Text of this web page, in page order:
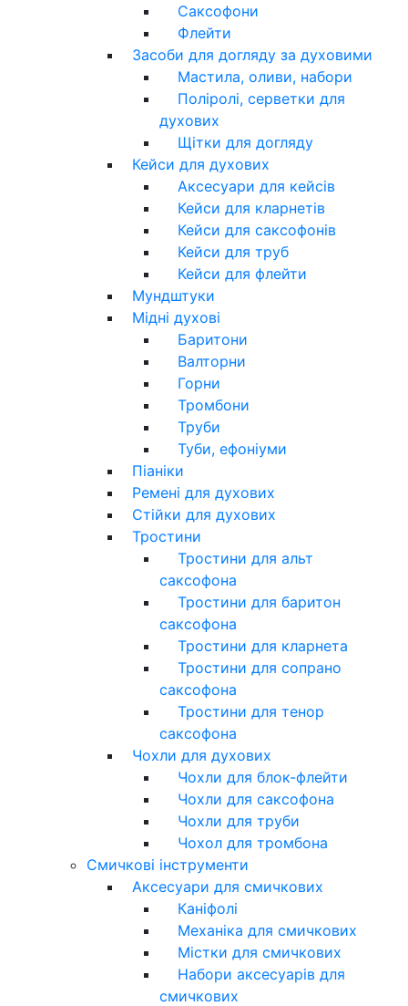
Саксофони
Флейти
Засоби для догляду за духовими
Мастила, оливи, набори
Поліролі, серветки для
духових
Щітки для догляду
Кейси для духових
Аксесуари для кейсів
Кейси для кларнетів
Кейси для саксофонів
Кейси для труб
Кейси для флейти
Мундштуки
Мідні духові
Баритони
Валторни
Горни
Тромбони
Труби
Туби, ефоніуми
Піаніки
Ремені для духових
Стійки для духових
Тростини
Тростини для альт
саксофона
Тростини для баритон
саксофона
Тростини для кларнета
Тростини для сопрано
саксофона
Тростини для тенор
саксофона
Чохли для духових
Чохли для блок-флейти
Чохли для саксофона
Чохли для труби
Чохол для тромбона
Смичкові інструменти
Аксесуари для смичкових
Каніфолі
Механіка для смичкових
Містки для смичкових
Набори аксесуарів для
смичкових